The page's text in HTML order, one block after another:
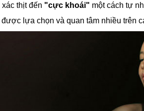
thịt đến "cực khoái" một cách tự
lựa chọn và quan tâm nhiều trên